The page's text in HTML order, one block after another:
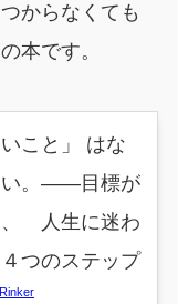
からなくても
本です。
いこと」 はな
い。――目標が
、 人生に迷わ
つのステップ
Rinker